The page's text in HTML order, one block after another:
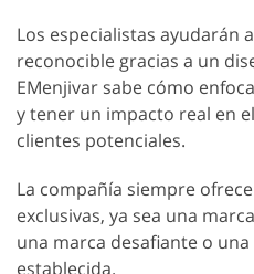
Los especialistas ayudarán
reconocible gracias a un
EMenjivar sabe cómo
y tener un impacto real en
clientes potenciales.
La compañía siempre
exclusivas, ya sea una
una marca desafiante o
establecida.